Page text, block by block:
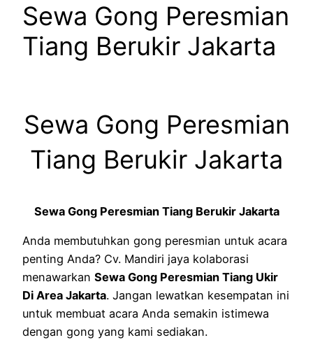
Sewa Gong Peresmian
Tiang Berukir Jakarta
Sewa Gong Peresmian
Tiang Berukir Jakarta
Sewa Gong Peresmian Tiang Berukir Jakarta
Anda membutuhkan gong peresmian untuk acara
penting Anda? Cv. Mandiri jaya kolaborasi
menawarkan Sewa Gong Peresmian Tiang Ukir
Di Area Jakarta. Jangan lewatkan kesempatan ini
untuk membuat acara Anda semakin istimewa
dengan gong yang kami sediakan.